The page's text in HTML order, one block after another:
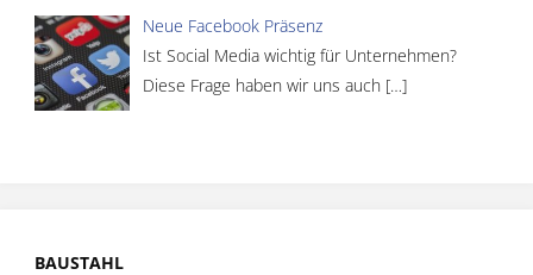
Neue Facebook Präsenz
Ist Social Media wichtig für Unternehmen?
Diese Frage haben wir uns auch […]
BAUSTAHL